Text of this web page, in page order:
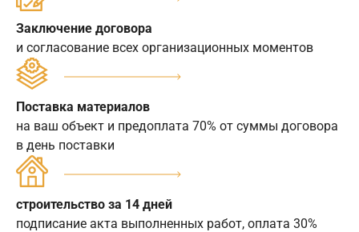
Заключение договора
и согласование всех организационных моментов
Поставка материалов
на ваш объект и предоплата 70% от суммы договора
в день поставки
строительство за 14 дней
подписание акта выполненных работ, оплата 30%